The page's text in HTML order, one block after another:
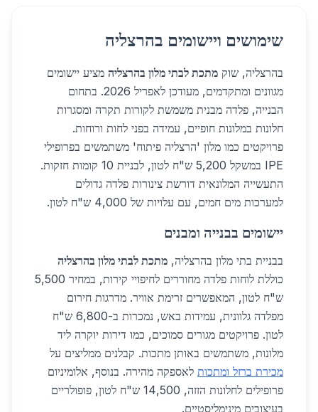
שימושים ויישומים בהרצליה
בהרצליה, שוק מתכת לבתי מלון בהרצליה מציע יישומים
מגוונים ומתקדמים, מעודכן לאפריל 2026. בתחום
הבנייה, פלדה מבנית משמשת לקורות תקרה ומסגרות
חלונות במלונות חופיים, עמידה בפני לחות ורוחות.
פרויקטים כמו מלון 'הרצליה פיתוח' משתמשים בפרופילי
IPE במשקל 5,200 ש"ח לטון, לבניית 10 קומות חזקות.
התעשייה המלונאית דורשת צינורות פלדה גדולים
למערכות מים חמים, עם עלויות של 4,000 ש"ח לטון.
יישומים בבנייה ומבנים
בבניית בתי מלון בהרצליה, מתכת לבתי מלון בהרצליה
כוללת לוחות פלדה מחוררים לחיפויי קירות, במחיר 5,500
ש"ח לטון, המאפשרים זרימת אוויר. מדרגות חירום
מפלדה גלוונית, עמידות באש, נמכרות ב-6,800 ש"ח
לטון. פרויקטים מגורים סמוכים, כמו דירות יוקרה ליד
מלונות, משתמשים באותן מתכות. קבלנים ממליצים על
מכירת ברזל ומתכות לאספקה מהירה. בנוסף, אלומיניום
פרופילים לחלונות הזזה, 14,500 ש"ח לטון, פופולריים
בעיצובים מינימליסטיים.